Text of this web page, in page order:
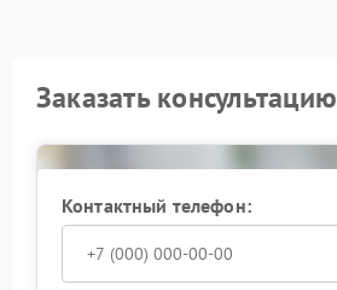
Заказать консультацию
Контактный телефон: